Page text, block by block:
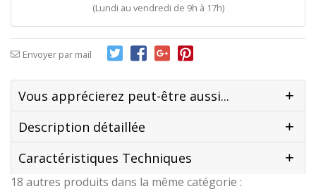
(Lundi au vendredi de 9h à 17h)
Envoyer par mail
Vous apprécierez peut-être aussi...
Description détaillée
Caractéristiques Techniques
18 autres produits dans la même catégorie :